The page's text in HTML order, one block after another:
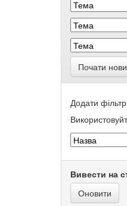
Почати
Додати
Вивести на